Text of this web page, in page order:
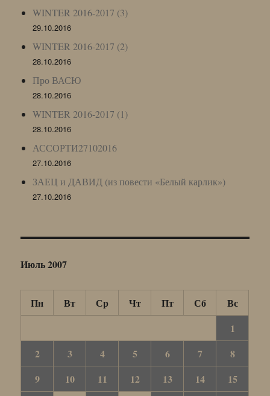
WINTER 2016-2017 (3)
29.10.2016
WINTER 2016-2017 (2)
28.10.2016
Про ВАСЮ
28.10.2016
WINTER 2016-2017 (1)
28.10.2016
АССОРТИ27102016
27.10.2016
ЗАЕЦ и ДАВИД (из повести «Белый карлик»)
27.10.2016
Июль 2007
Пн Вт Ср Чт Пт Сб
Вс
1
2
3 4 5 6 7
8
9
10 11 12 13 14
15